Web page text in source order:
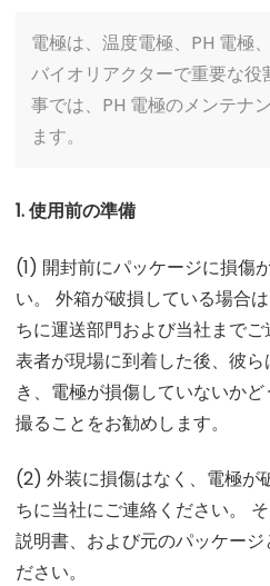
電極は、温度電極、PH 電極
バイオリアクターで重要な
事では、PH 電極のメンテナ
ます。
1. 使用前の準備
(1) 開封前にパッケージに損傷
い。 外箱が破損している場合
ちに運送部門および当社まで
表者が現場に到着した後、彼
き、電極が損傷していないか
撮ることをお勧めします。
(2) 外装に損傷はなく、電極が
ちに当社にご連絡ください。
説明書、および元のパッケー
ださい。